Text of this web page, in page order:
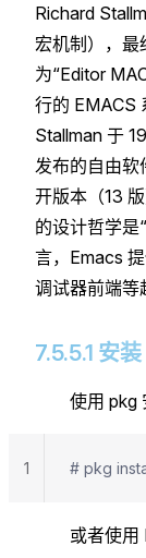
Richard
宏机制），最
为“Editor
行的 EMACS
Stallman 于
发布的自由
开版本（13
的设计哲学
言，Emacs
调试器前端等
7.5.5.1 安
使用 pkg
# pkg
1
或者使用